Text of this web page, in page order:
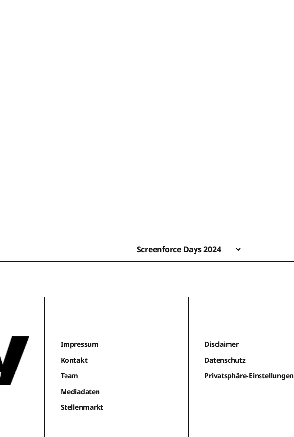
Screenforce Days 2024
Impressum
Kontakt
Team
Mediadaten
Stellenmarkt
Disclaimer
Datenschutz
Privatsphäre-Einstellungen